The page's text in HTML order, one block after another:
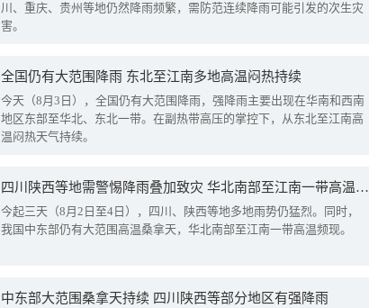
川、重庆、贵州等地仍然降雨频繁，需防范连续降雨可能引发的次生灾
害。
全国仍有大范围降雨 东北至江南多地高温闷热持续
今天（8月3日），全国仍有大范围降雨，强降雨主要出现在华南和西南
地区东部至华北、东北一带。在副热带高压的掌控下，从东北至江南高
温闷热天气持续。
四川陕西等地需警惕降雨叠加致灾 华北南部至江南一带高温频现
今起三天（8月2日至4日），四川、陕西等地多地雨势仍猛烈。同时，
我国中东部仍有大范围高温桑拿天，华北南部至江南一带高温频现。
中东部大范围桑拿天持续 四川陕西等部分地区有强降雨